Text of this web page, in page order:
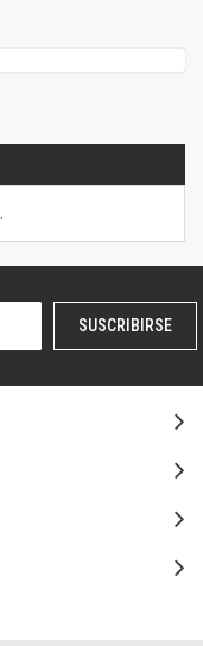
SUSCRIBIRSE